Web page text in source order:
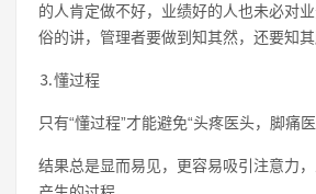
的人肯定做不好，业绩好的人也未必对
俗的讲，管理者要做到知其然，还要知其
⒊懂过程
只有“懂过程”才能避免“头疼医头，脚痛医
结果总是显而易见，更容易吸引注意力